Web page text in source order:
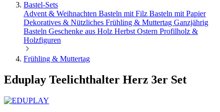
Bastel-Sets
Advent & Weihnachten Basteln mit Filz Basteln mit Papier
Dekoratives & Nützliches Frühling & Muttertag Ganzjährig
Basteln Geschenke aus Holz Herbst Ostern Profilholz &
Holzfiguren
Frühling & Muttertag
Eduplay Teelichthalter Herz 3er Set